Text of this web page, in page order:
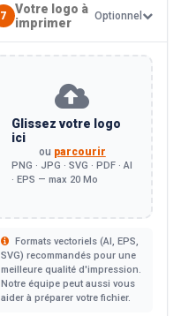
7
Votre logo à
imprimer
Optionnel
Glissez votre logo
ici
ou parcourir
PNG · JPG · SVG · PDF · AI
· EPS — max 20 Mo
Formats vectoriels (AI, EPS,
SVG) recommandés pour une
meilleure qualité d'impression.
Notre équipe peut aussi vous
aider à préparer votre fichier.